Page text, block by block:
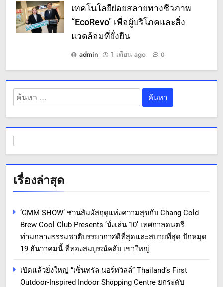
เทคโนโลยีย่อยสลายทางชีวภาพ
“EcoRevo” เพื่อผู้บริโภคและสิ่ง
แวดล้อมที่ยั่งยืน
admin
1 เดือน ago 0
ค้นหา
สำหรับ:
เรื่องล่าสุด
‘GMM SHOW’ ชวนสัมผัสฤดูแห่งความสุขกับ Chang Cold
Brew Cool Club Presents ‘นั่งเล่น 10’ เทศกาลดนตรี
ท่ามกลางธรรมชาติบรรยากาศดีที่สุดและสบายที่สุด ปักหมุด
19 ธันวาคมนี้ ที่ทองสมบูรณ์คลับ เขาใหญ่
เปิดแล้วยิ่งใหญ่ “เซ็นทรัล นอร์ทวิลล์” Thailand’s First
Outdoor-Inspired Indoor Shopping Centre ยกระดับ